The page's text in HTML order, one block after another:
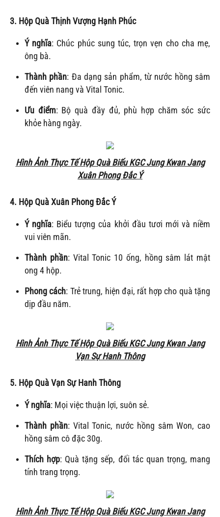
3. Hộp QuàThịnh Vượng Hạnh Phúc
Ý nghĩa: Chúc phúc sung túc, trọn vẹn cho cha mẹ,
ông bà.
Thành phần: Đa dạng sản phẩm, từ nước hồng sâm
đến viên nang và Vital Tonic.
Ưu điểm: Bộ quà đầy đủ, phù hợp chăm sóc sức
khỏe hàng ngày.
Hình Ảnh Thực Tế Hộp Quà Biếu KGC Jung Kwan Jang
Xuân Phong Đắc Ý
4. Hộp QuàXuân Phong Đắc Ý
Ý nghĩa: Biểu tượng của khởi đầu tươi mới và niềm
vui viên mãn.
Thành phần: Vital Tonic 10 ống, hồng sâm lát mật
ong 4 hộp.
Phong cách: Trẻ trung, hiện đại, rất hợp cho quà tặng
dịp đầu năm.
Hình Ảnh Thực Tế Hộp Quà Biếu KGC Jung Kwan Jang
Vạn Sự Hanh Thông
5. Hộp QuàVạn Sự Hanh Thông
Ý nghĩa: Mọi việc thuận lợi, suôn sẻ.
Thành phần: Vital Tonic, nước hồng sâm Won, cao
hồng sâm cô đặc 30g.
Thích hợp: Quà tặng sếp, đối tác quan trọng, mang
tính trang trọng.
Hình Ảnh Thực Tế Hộp Quà Biếu KGC Jung Kwan Jang